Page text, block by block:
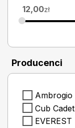
zł
12,00
Producenci
Ambrogio
Cub Cadet
EVEREST